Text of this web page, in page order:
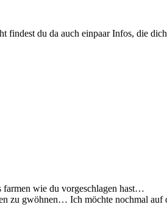
findest du da auch einpaar Infos, die
wie du vorgeschlagen hast…
zu gwöhnen… Ich möchte nochmal auf